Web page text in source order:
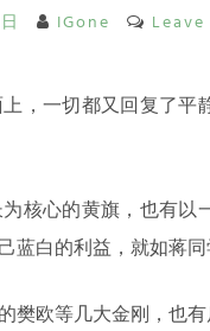
IGone
，一切都又回复了平
核心的黄旗，也有以
白的利益，就如蒋同
欧等几大金刚，也有